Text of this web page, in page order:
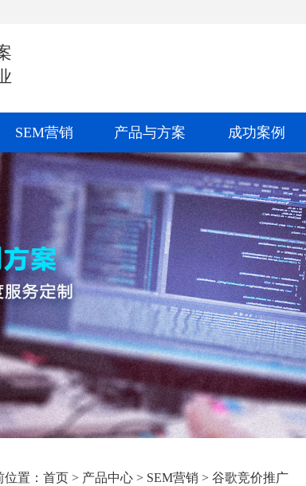
SEM营销 产品与方案 成功案例
位置： 首页 > 产品中心 > SEM营销 > 谷歌竞价推广